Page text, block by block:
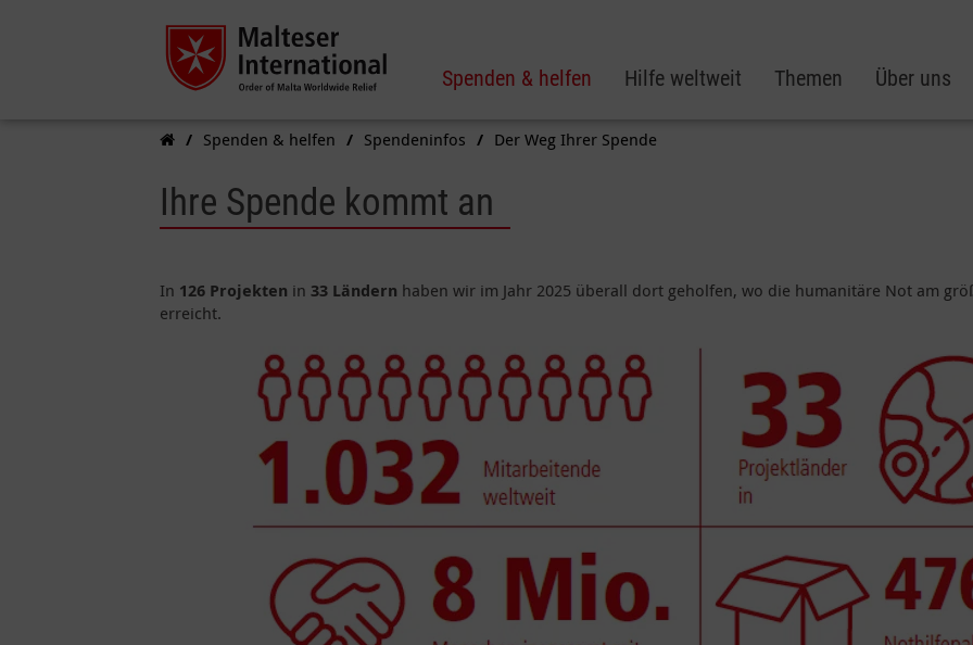
Spenden & helfen Hilfe weltweit Themen Über uns
Spenden & helfen Spendeninfos Der Weg Ihrer Spende
Ihre Spende kommt an
In 126 Projekten in 33 Ländern haben wir im Jahr 2025 überall dort geholfen, wo die humanitäre Not am
erreicht.